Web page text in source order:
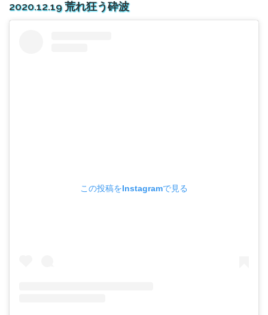
2020.12.19 荒れ狂う砕波
この投稿をInstagramで見る